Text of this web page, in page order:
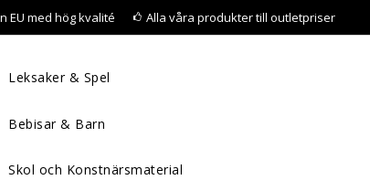
EU med hög kvalité Alla våra produkter till outletpriser
Leksaker & Spel
Bebisar & Barn
Skol och Konstnärsmaterial